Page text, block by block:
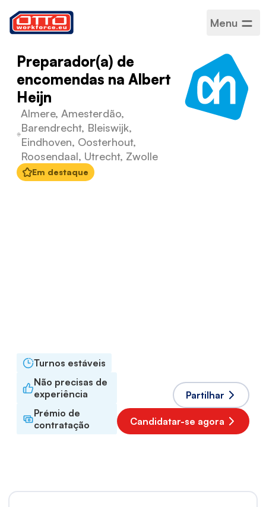
Menu
Preparador(a) de
encomendas na Albert
Heijn
Almere, Amesterdão,
Barendrecht, Bleiswijk,
Eindhoven, Oosterhout,
Roosendaal, Utrecht, Zwolle
Em destaque
Turnos estáveis
Não precisas de
experiência
Prémio de
contratação
Partilhar
Candidatar-se agora